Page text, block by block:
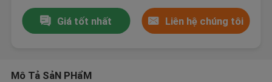
Giá tốt nhất Liên hệ chúng tôi
Mô Tả SảN PHẩM